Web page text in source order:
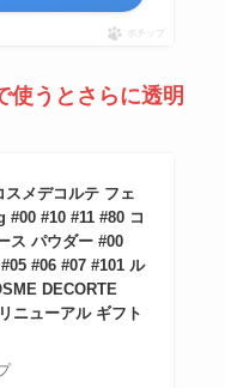
ポチップ
使うとさらに透明
スメデコルテ フェ
#00 #10 #11 #80 コ
ス パウダー #00
#06 #07 #101 ル
DECORTE
ニューアル ギフト